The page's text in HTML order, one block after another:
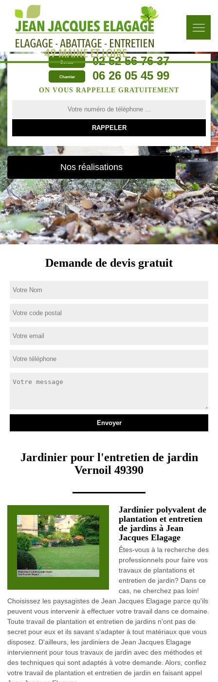
Bureau 02 52 56 76 37
Chantier 06 26 05 45 99
ON VOUS RAPPELLE GRATUITEMENT
Nos réalisations
Demande de devis gratuit
Jardinier pour l'entretien de jardin
Vernoil 49390
Jardinier polyvalent de
plantation et entretien
de jardins à Jean
Jacques Elagage
Êtes-vous à la recherche des
professionnels pour faire vos
travaux de plantations et
entretien de jardin? Dans ce
cas, ne cherchez pas loin!
Choisissez les paysagistes de Jean Jacques Elagage parce qu'ils
peuvent vous intervenir à effectuer votre travail dans ce domaine.
Toute travail de plantation et entretien de jardins n'ont pas de
secret pour eux et ils savant s'adapter à tout matériaux que vous
disposez. D'ailleurs, les jardiniers de Jean Jacques Elagage
interviennent pour tous travaux de jardin avec des méthodes et
des techniques qui sont adaptés à votre demande. Alors, confiez
votre travail de plantation et entretien de jardin en faisant appel